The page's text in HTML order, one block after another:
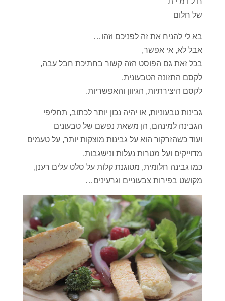
של חלום
בא לי להניח את זה לפניכם וזהו…
אבל לא, אי אפשר,
בכל זאת גם הפוסט הזה קשור בחתיכת חבל עבה,
לקסם התזונה הטבעונית,
לקסם היצירתיות, הגיוון והאפשריות.
גבינות טבעוניות, או יהיה נכון יותר לכתוב, תחליפי
הגבינה למינהם, הן משאת נפשם של טבעונים
ועוד כשהזרקור הוא על גבינות מוצקות יותר, על טעמים
מדוייקים ועל מטרות נעלות ונישגבות,
כמו גבינה חלומית, מטוגנת קלות על סלט עלים רענן,
מקושט בפירות צבעוניים וגרעינים…